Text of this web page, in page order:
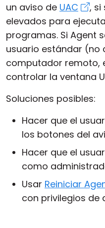
un aviso de UAC
, si
elevados para
programas. Si Agent
usuario estándar (no
computador remoto,
controlar la ventana
Soluciones posibles:
Hacer que el
los botones del
Hacer que el
como
Usar Reiniciar
con privilegios de